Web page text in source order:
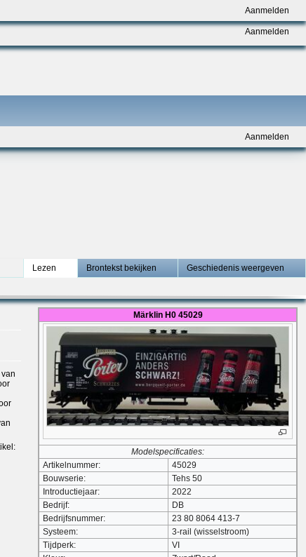
Aanmelden
Aanmelden
Aanmelden
Lezen Brontekst bekijken Geschiedenis weergeven
Märklin H0 45029
Modelspecificaties:
Artikelnummer:
45029
Bouwserie:
Tehs 50
Introductiejaar:
2022
Bedrijf:
DB
Bedrijfsnummer:
23 80 8064 413-7
Systeem:
3-rail (wisselstroom)
Tijdperk:
VI